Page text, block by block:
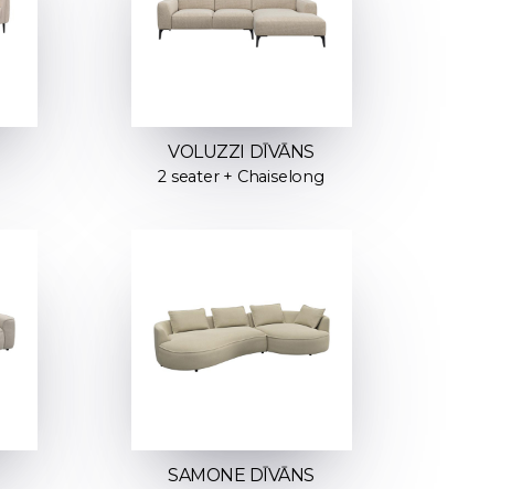
VOLUZZI DĪVĀNS
2 seater + Chaiselong
SAMONE DĪVĀNS